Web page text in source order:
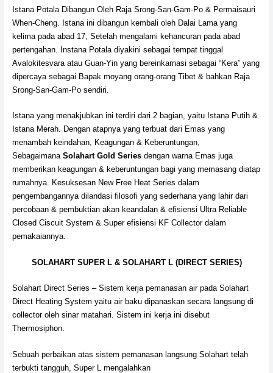
Istana Potala Dibangun Oleh Raja Srong-San-Gam-Po & Permaisauri
When-Cheng. Istana ini dibangun kembali oleh Dalai Lama yang
kelima pada abad 17, Setelah mengalami kehancuran pada abad
pertengahan. Instana Potala diyakini sebagai tempat tinggal
Avalokitesvara atau Guan-Yin yang bereinkarnasi sebagai “Kera” yang
dipercaya sebagai Bapak moyang orang-orang Tibet & bahkan Raja
Srong-San-Gam-Po sendiri.
Istana yang menakjubkan ini terdiri dari 2 bagian, yaitu Istana Putih &
Istana Merah. Dengan atapnya yang terbuat dari Emas yang
menambah keindahan, Keagungan & Keberuntungan,
Sebagaimana Solahart Gold Seriesdengan warna Emas juga
memberikan keagungan & keberuntungan bagi yang memasang diatap
rumahnya. Kesuksesan New Free Heat Series dalam
pengembangannya dilandasi filosofi yang sederhana yang lahir dari
percobaan & pembuktian akan keandalan & efisiensi Ultra Reliable
Closed Ciscuit System & Super efisiensi KF Collector dalam
pemakaiannya.
SOLAHART SUPER L & SOLAHART L (DIRECT SERIES)
Solahart Direct Series – Sistem kerja pemanasan air pada Solahart
Direct Heating System yaitu air baku dipanaskan secara langsung di
collector oleh sinar matahari. Sistem ini kerja ini disebut
Thermosiphon.
Sebuah perbaikan atas sistem pemanasan langsung Solahart telah
terbukti tangguh, Super L mengalahkan